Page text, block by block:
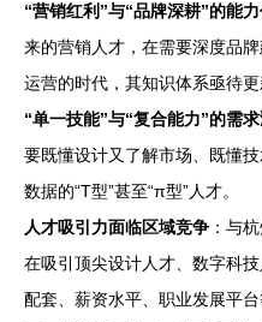
“营销红利”与“品牌深耕”的能
来的营销人才，在需要深度品
运营的时代，其知识体系亟待更
“单一技能”与“复合能力”的需
要既懂设计又了解市场、既懂
数据的“T型”甚至“π型”人才。
人才吸引力面临区域竞争 ：与
在吸引顶尖设计人才、数字科
配套、薪资水平、职业发展平台